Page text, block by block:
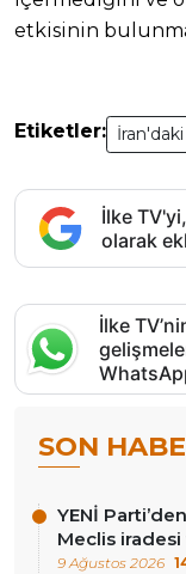
etkisinin
Etiketler:
İlke
olarak
İlke
SON
YENİ
Meclis
9 Ağustos 2026